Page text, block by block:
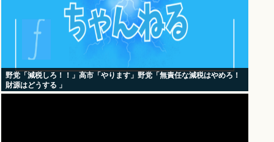
野党「減税しろ！！」高市「やります」野党「無責任な減税はやめろ！
財源はどうする 」